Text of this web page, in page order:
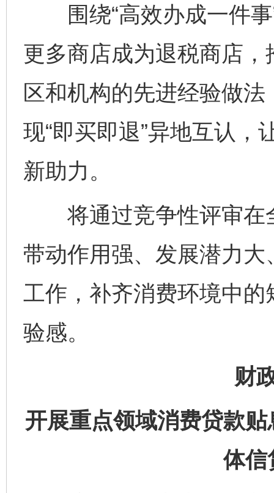
围绕“高效办成一件事
更多商店成为退税商店
区和机构的先进经验做
现“即买即退”异地互认，
新助力。
将通过竞争性评审在
带动作用强、发展潜力
工作，补齐消费环境中
验感。
财
开展重点领域消费贷款
体信